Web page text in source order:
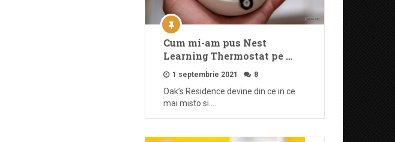
Cum mi-am pus Nest
Learning Thermostat pe …
1 septembrie 2021 8
Oak’s Residence devine din ce in ce
mai misto si …